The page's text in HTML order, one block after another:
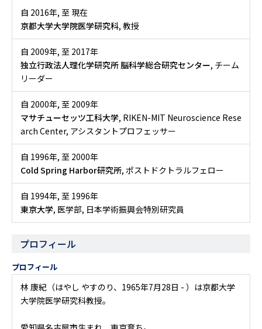
自 2016年, 至 現在
京都大学大学院医学研究科, 教授
自 2009年, 至 2017年
独立行政法人理化学研究所 脳科学総合研究センター, チーム
リーダー
自 2000年, 至 2009年
マサチューセッツ工科大学, RIKEN-MIT Neuroscience Rese
arch Center, アシスタントプロフェッサー
自 1996年, 至 2000年
Cold Spring Harbor研究所, ポストドクトラルフェロー
自 1994年, 至 1996年
東京大学, 医学部, 日本学術振興会特別研究員
プロフィール
プロフィール
林 康紀（はやし やすのり、1965年7月28日 - ）は京都大学
大学院医学研究科教授。